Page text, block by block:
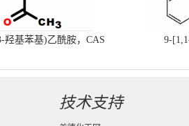
羟基苯基)乙酰胺，CAS
9-
技术支持